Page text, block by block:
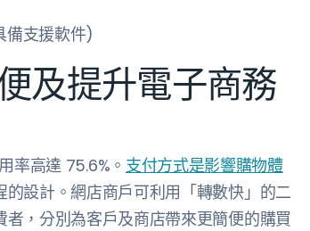
備支援軟件)
及提升電子商務
率高達 75.6%。 支付方式是影響購物體
的設計。網店商戶可利用「轉數快」的二
，分別為客戶及商店帶來更簡便的購買